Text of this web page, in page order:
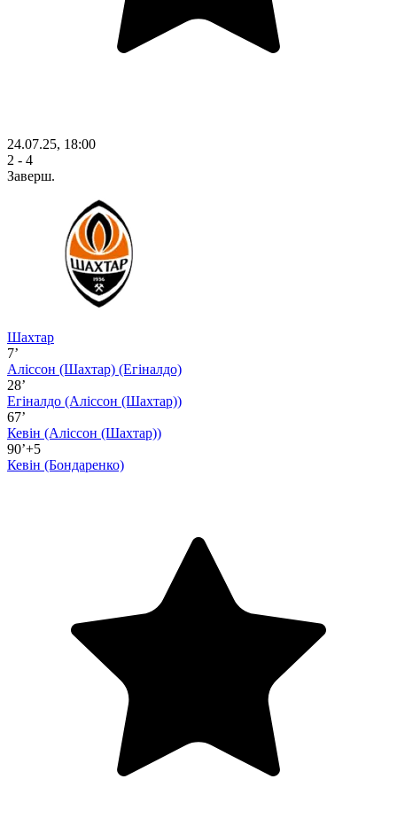
24.07.25, 18:00
2 - 4
Заверш.
Шахтар
7’
Аліссон (Шахтар) (Егіналдо)
28’
Егіналдо (Аліссон (Шахтар))
67’
Кевін (Аліссон (Шахтар))
90’+5
Кевін (Бондаренко)